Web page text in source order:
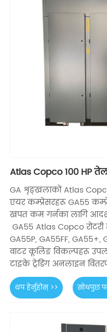
Atlas Copco 100 HP
GA शृङ्खलाको Atlas
एयर कम्प्रेसरहरू GA55
खपत कम गर्नका लागि
GA55 Atlas Copco
GA55P, GA55FF,
वाटर कूलिङ विकल्पहरू
टाइके ट्रेडिंग अनलाइन
थप हेर्नुहोस् >> सोधपुछ